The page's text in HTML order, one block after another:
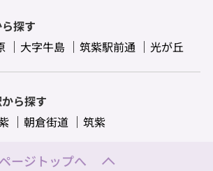
探す
大字牛島 筑紫駅前通 光が丘
ら探す
朝倉街道 筑紫
ページトップへ